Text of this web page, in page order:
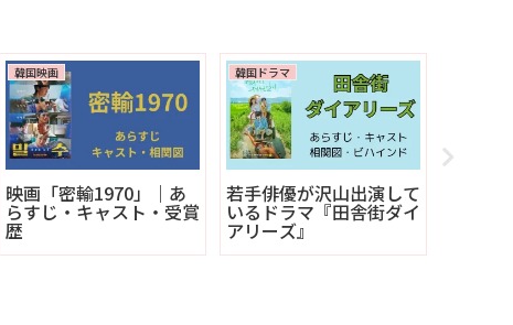
韓国映画
映画「密輸1970」｜あ
らすじ・キャスト・受賞
歴
韓国ドラマ
若手俳優が沢山出演して
いるドラマ『田舎街ダイ
アリーズ』